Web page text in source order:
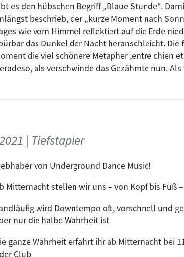
es den hübschen Begriff „Blaue Stunde“.
beschrieb, der „kurze Moment nach
wie vom Himmel reflektiert auf die Erde
das Dunkel der Nacht heranschleicht. Die
die viel schönere Metapher ‚entre chien
als verschwinde das Gezähmte nun.
uns ab Mitternacht. Wir beginnen zahm mit
Morgengebet für Frühaufsteher zu enden.
wir insgesamt 22 Titel erwählt, die primär seit
befinden. Mit dabei sind unter anderem (A
Records [LAB1444] | out: 08.10.2021
| out: 22.10.2021
| Elements X | ZEHN Records
ZEHN Records [ZEHN0053] | out: 05.11.2021
| Innervisions [IV101] | out: 05.11.2021
Progressive [BP10622021] | out: 08.10.2021
| Tiefstapler
von Underground Dance Music!
Mitternacht stellen wir uns – von Kopf bis Fuß
wird Downtempo oft, vorschnell und
nur die halbe Wahrheit ist.
ganze Wahrheit erfahrt ihr ab Mitternacht bei
Club